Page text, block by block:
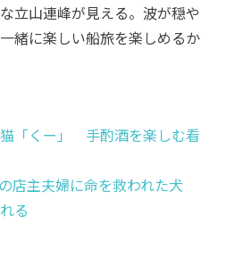
立山連峰が見える。波が穏や
緒に楽しい船旅を楽しめるか
「くー」 手酌酒を楽しむ看
店主夫婦に命を救われた犬
る